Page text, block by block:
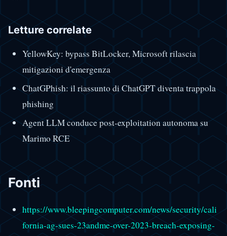
Letture correlate
YellowKey: bypass BitLocker, Microsoft rilascia
mitigazioni d'emergenza
ChatGPhish: il riassunto di ChatGPT diventa trappola
phishing
Agent LLM conduce post-exploitation autonoma su
Marimo RCE
Fonti
https://www.bleepingcomputer.com/news/security/cali
fornia-ag-sues-23andme-over-2023-breach-exposing-